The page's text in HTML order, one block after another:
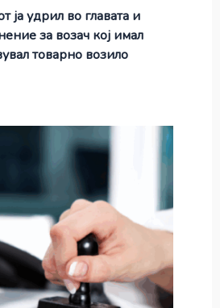
ја удрил во главата и
за возач кој имал
товарно возило